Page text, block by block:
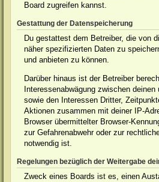
Board zugreifen kannst.
Gestattung der Datenspeicherung
Du gestattest dem Betreiber, die von
näher spezifizierten Daten zu
und anbieten zu können.
Darüber hinaus ist der Betreiber
Interessenabwägung zwischen
sowie den Interessen Dritter,
Aktionen zusammen mit deiner IP-
Browser übermittelter Browser-
zur Gefahrenabwehr oder zur
notwendig ist.
Regelungen bezüglich der Weitergabe
Zweck eines Boards ist es, einen